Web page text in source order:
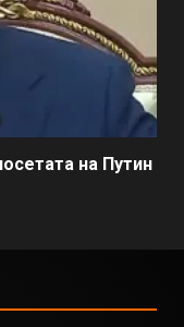
на Путин